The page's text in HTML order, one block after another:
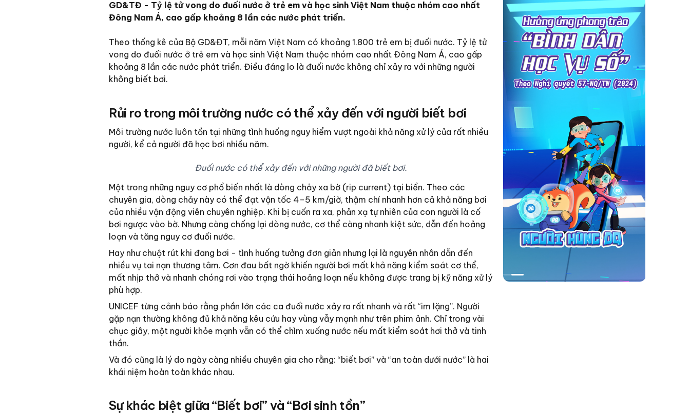
GD&TĐ - Tỷ lệ tử vong do đuối nước ở trẻ em và học sinh Việt Nam thuộc nhóm cao nhất
Đông Nam Á, cao gấp khoảng 8 lần các nước phát triển.
Theo thống kê của Bộ GD&ĐT, mỗi năm Việt Nam có khoảng 1.800 trẻ em bị đuối nước. Tỷ lệ tử
vong do đuối nước ở trẻ em và học sinh Việt Nam thuộc nhóm cao nhất Đông Nam Á, cao gấp
khoảng 8 lần các nước phát triển. Điều đáng lo là đuối nước không chỉ xảy ra với những người
không biết bơi.
Rủi ro trong môi trường nước có thể xảy đến với người biết bơi
Môi trường nước luôn tồn tại những tình huống nguy hiểm vượt ngoài khả năng xử lý của rất nhiều
người, kể cả người đã học bơi nhiều năm.
Đuối nước có thể xảy đến với những người đã biết bơi.
Một trong những nguy cơ phổ biến nhất là dòng chảy xa bờ (rip current) tại biển. Theo các
chuyên gia, dòng chảy này có thể đạt vận tốc 4–5 km/giờ, thậm chí nhanh hơn cả khả năng bơi
của nhiều vận động viên chuyên nghiệp. Khi bị cuốn ra xa, phản xạ tự nhiên của con người là cố
bơi ngược vào bờ. Nhưng càng chống lại dòng nước, cơ thể càng nhanh kiệt sức, dẫn đến hoảng
loạn và tăng nguy cơ đuối nước.
Hay như chuột rút khi đang bơi - tình huống tưởng đơn giản nhưng lại là nguyên nhân dẫn đến
nhiều vụ tai nạn thương tâm. Cơn đau bất ngờ khiến người bơi mất khả năng kiểm soát cơ thể,
mất nhịp thở và nhanh chóng rơi vào trạng thái hoảng loạn nếu không được trang bị kỹ năng xử lý
phù hợp.
UNICEF từng cảnh báo rằng phần lớn các ca đuối nước xảy ra rất nhanh và rất “im lặng”. Người
gặp nạn thường không đủ khả năng kêu cứu hay vùng vẫy mạnh như trên phim ảnh. Chỉ trong vài
chục giây, một người khỏe mạnh vẫn có thể chìm xuống nước nếu mất kiểm soát hơi thở và tinh
thần.
Và đó cũng là lý do ngày càng nhiều chuyên gia cho rằng: “biết bơi” và “an toàn dưới nước” là hai
khái niệm hoàn toàn khác nhau.
Sự khác biệt giữa “Biết bơi” và “Bơi sinh tồn”